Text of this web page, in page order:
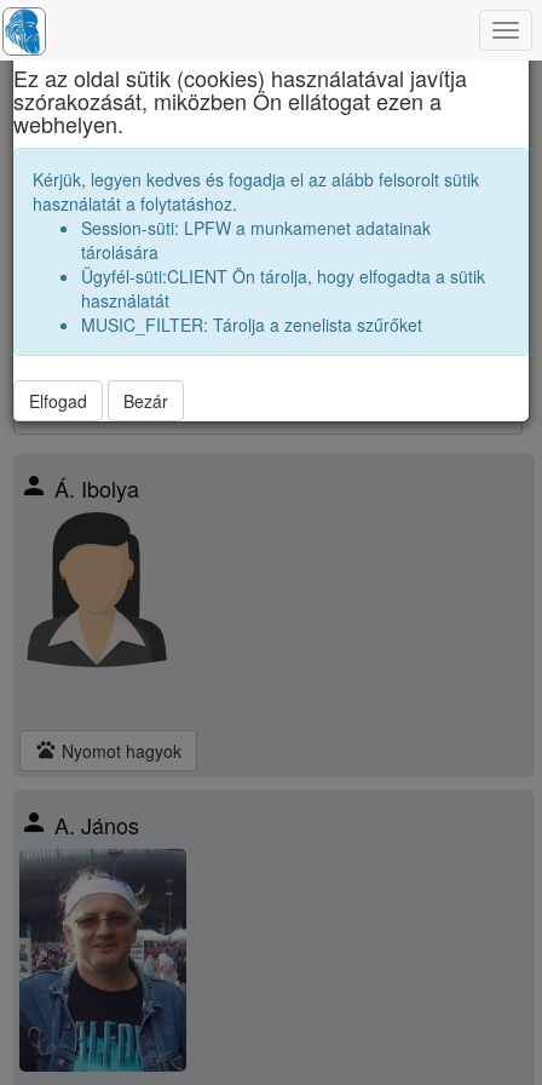
Brassai Sámuel Líceum
Osztálytársak
Névsor bővítése új véndiákkal
Véndiákok száma:39
nagyobbak |1983 12A 1983 12B
párhuzamos|1984 12B|
kissebbek |1985 12A
39találat
person Á. Ibolya
pets Nyomot hagyok
person A. János
×
Ez az oldal sütik (cookies) használatával javítja
szórakozását, miközben Ön ellátogat ezen a
webhelyen.
Kérjük, legyen kedves és fogadja el az alább felsorolt sütik
használatát a folytatáshoz.
Session-süti: LPFW a munkamenet adatainak
tárolására
Ügyfél-süti:CLIENT Ön tárolja, hogy elfogadta a sütik
használatát
MUSIC_FILTER: Tárolja a zenelista szűrőket
Elfogad Bezár